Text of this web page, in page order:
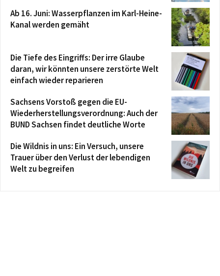
Ab 16. Juni: Wasserpflanzen im Karl-Heine-
Kanal werden gemäht
Die Tiefe des Eingriffs: Der irre Glaube
daran, wir könnten unsere zerstörte Welt
einfach wieder reparieren
Sachsens Vorstoß gegen die EU-
Wiederherstellungsverordnung: Auch der
BUND Sachsen findet deutliche Worte
Die Wildnis in uns: Ein Versuch, unsere
Trauer über den Verlust der lebendigen
Welt zu begreifen